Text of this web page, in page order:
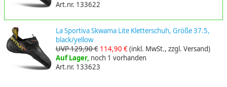
Art.nr. 133622
La Sportiva Skwama Lite Kletterschuh, Größe 37.5,
black/yellow
UVP 129,90 € 114,90 €(inkl. MwSt., zzgl. Versand)
Auf Lager, noch 1 vorhanden
Art.nr. 133623